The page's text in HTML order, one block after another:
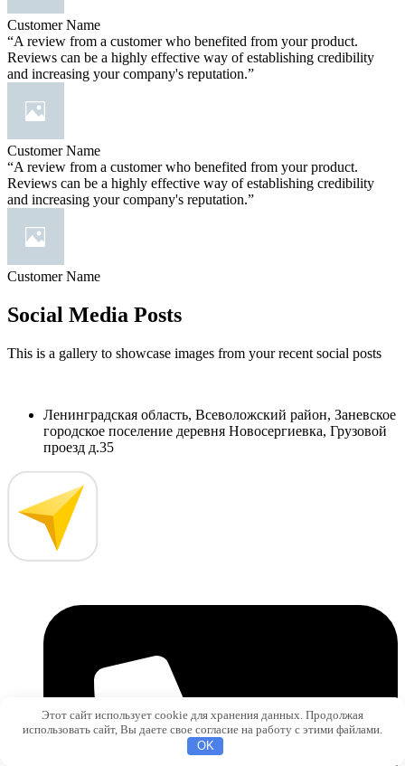
Customer Name
“A review from a customer who benefited from your product.
Reviews can be a highly effective way of establishing credibility
and increasing your company's reputation.”
Customer Name
“A review from a customer who benefited from your product.
Reviews can be a highly effective way of establishing credibility
and increasing your company's reputation.”
Customer Name
Social Media Posts
This is a gallery to showcase images from your recent social posts
Ленинградская область, Всеволожский район, Заневское
городское поселение деревня Новосергиевка, Грузовой
проезд д.35
Этот сайт использует cookie для хранения данных. Продолжая
использовать сайт, Вы даете свое согласие на работу с этими файлами.
OK